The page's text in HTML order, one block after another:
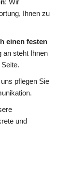
Ihnen zu
einen festen
an steht Ihnen
pflegen Sie
und